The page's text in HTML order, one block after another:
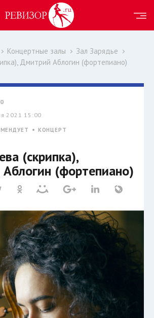
Концертные залы
Зал Зарядье
Дмитрий Аблогин (фортепиано)
0
2021 15:00
КОНЦЕРТ
(скрипка),
(фортепиано)